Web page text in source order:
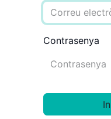
Contrasenya